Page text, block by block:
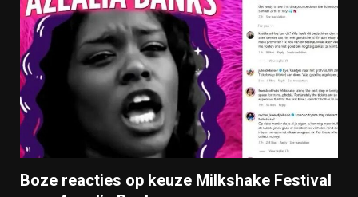
Boze reacties op keuze Milkshake Festival